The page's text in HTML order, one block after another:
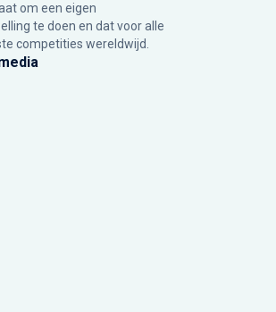
om een eigen
te doen en dat voor alle
competities wereldwijd.